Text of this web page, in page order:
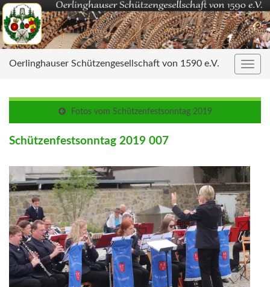
Oerlinghauser Schützengesellschaft von 1590 e.V.
Fotos vom Schützenfestsonntag 2019
Schützenfestsonntag 2019 007